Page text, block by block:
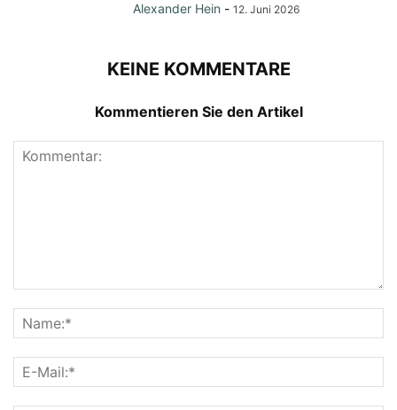
Alexander Hein - 12. Juni 2026
KEINE KOMMENTARE
Kommentieren Sie den Artikel